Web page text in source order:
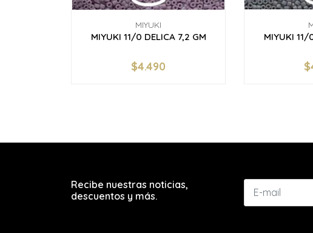
MIYUKI
MIYUKI 11/0 DELICA 7,2 GM
+
$4.490
MIYUKI 11/
Recibe nuestras noticias,
descuentos y más.